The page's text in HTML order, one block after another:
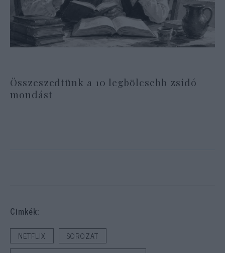
Összeszedtünk a 10 legbölcsebb zsidó
mondást
Cimkék:
NETFLIX
SOROZAT